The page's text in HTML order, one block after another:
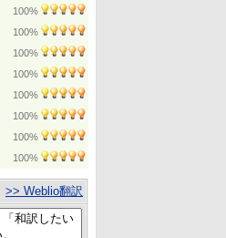
100%
100%
100%
100%
100%
100%
100%
100%
>> Weblio翻訳